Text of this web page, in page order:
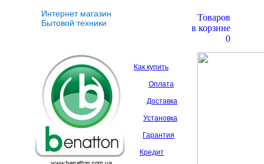
Интернет магазин
Бытовой техники
Товаров
в корзине
0
Как купить
Оплата
Доставка
Установка
Гарантия
Кредит